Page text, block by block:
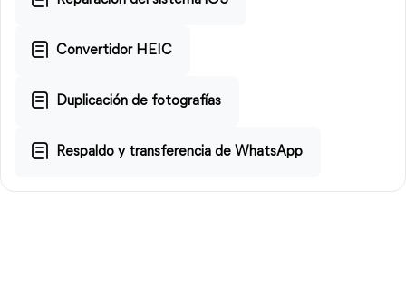
Convertidor HEIC
Duplicación de fotografías
Respaldo y transferencia de WhatsApp